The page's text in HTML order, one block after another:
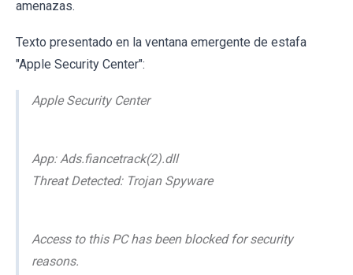
amenazas.
Texto presentado en la ventana emergente de estafa
"Apple Security Center":
Apple Security Center
App: Ads.fiancetrack(2).dll
Threat Detected: Trojan Spyware
Access to this PC has been blocked for security
reasons.